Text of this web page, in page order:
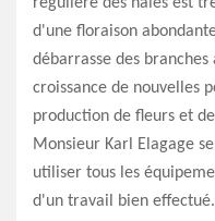
d'une floraison
débarrasse des
croissance de nouvelles
production de fleurs et
Monsieur Karl Elagage
utiliser tous les
d'un travail bien effectué.